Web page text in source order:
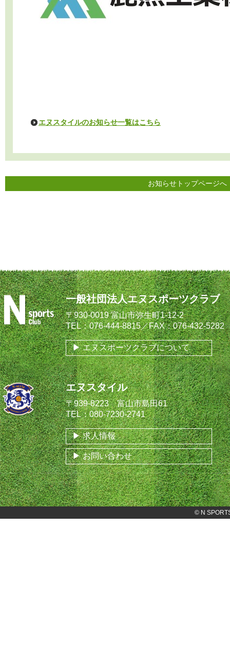
エヌスタイルのお知らせ一覧はこちら
お知らせトップページへ
一般社団法人エヌスポーツクラブ
〒930-0019 富山市弥生町1-12-2
TEL：076-444-8815／FAX：076-432-5282
エヌスポーツクラブについて
エヌスタイル
〒939-8223 富山市島田61
TEL：080-7230-2741
求人情報
お問い合わせ
© N